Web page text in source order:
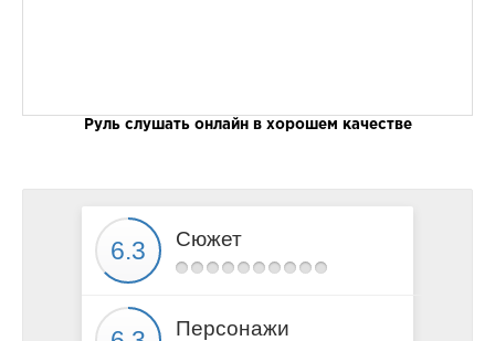
Руль слушать онлайн в хорошем качестве
Сюжет
Персонажи